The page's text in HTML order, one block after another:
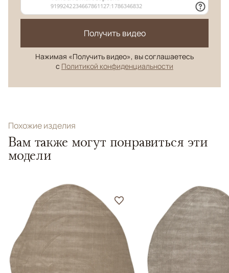
Получить видео
Нажимая «Получить видео», вы соглашаетесь
с Политикой конфиденциальности
Похожие изделия
Вам также могут понравиться эти
модели